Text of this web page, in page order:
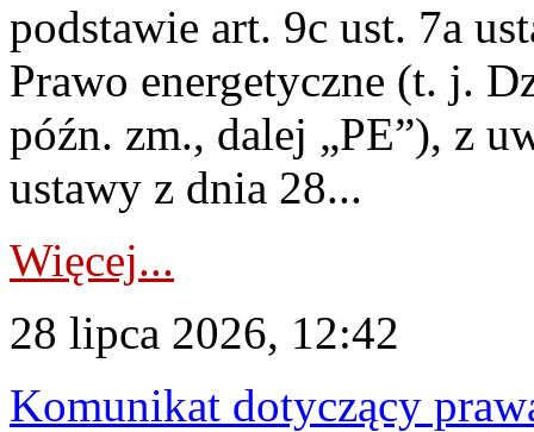
podstawie art. 9c ust. 7a
Prawo energetyczne (t. j.
późn. zm., dalej „PE”), z
ustawy z dnia 28...
Więcej...
28 lipca 2026, 12:42
Komunikat dotyczący